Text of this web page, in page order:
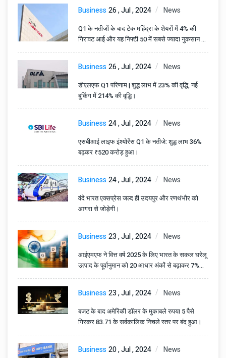
Business26 , Jul , 2024 News
Q1 के नतीजों के बाद टेक महिंद्रा के शेयरों में 4% की
गिरावट आई और यह निफ्टी 50 में सबसे ज्यादा नुकसान में
रहा।
Business26 , Jul , 2024 News
डीएलएफ Q1 परिणाम | शुद्ध लाभ में 23% की वृद्धि, नई
बुकिंग में 214% की वृद्धि।
Business24 , Jul , 2024 News
एसबीआई लाइफ इंश्योरेंस Q1 के नतीजे: शुद्ध लाभ 36%
बढ़कर ₹520 करोड़ हुआ।
Business24 , Jul , 2024 News
वंदे भारत एक्सप्रेस जल्द ही उदयपुर और रणथंभौर को
आगरा से जोड़ेगी।
Business23 , Jul , 2024 News
आईएमएफ ने वित्त वर्ष 2025 के लिए भारत के सकल घरेलू
उत्पाद के पूर्वानुमान को 20 आधार अंकों से बढ़ाकर 7%
कर दिया है।
Business23 , Jul , 2024 News
बजट के बाद अमेरिकी डॉलर के मुकाबले रुपया 5 पैसे
गिरकर 83.71 के सर्वकालिक निचले स्तर पर बंद हुआ।
Business20 , Jul , 2024 News